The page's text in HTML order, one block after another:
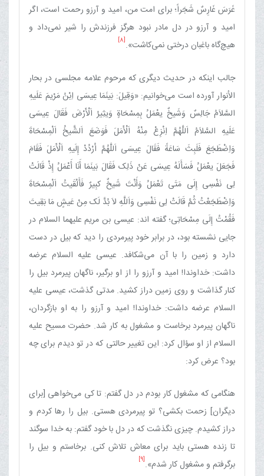
غَرَسَ غَارِسٌ شَجَراً؛ برای امت من، امید و آرزو رحمت است، اگر
امید و آرزو در دل مادر نبود هرگز فرزندش را شیر نمی‌داد و
هیچ‌گاه باغبان درختی نمی‌کاشت».[8]
جالب اینکه در حدیث دیگری که مرحوم علامه مجلسی در بحار
الأنوار آورده است می‌خوانیم: «وَقِیلَ: بَینَمَا عِیسَی اِبْنُ مَرْیمَ عَلَیهِ
السَّلاَمُ جَالِسٌ وَشَیخٌ یعْمَلُ بِمِسْحَاةٍ وَیثِیرُ اَلْأَرْضَ فَقَالَ عِیسَی
عَلَیهِ السَّلاَمُ اَللَّهُمَّ اِنْزِعْ مِنْهُ اَلْأَمَلَ فَوَضَعَ اَلشَّیخُ اَلْمِسْحَاةَ
وَاِضْطَجَعَ فَلَبِثَ سَاعَةً فَقَالَ عِیسَی اَللَّهُمَّ اُرْدُدْ إِلَیهِ اَلْأَمَلَ فَقَامَ
فَجَعَلَ یعْمَلُ فَسَأَلَهُ عِیسَی عَنْ ذَلِک فَقَالَ بَینَمَا أَنَا أَعْمَلُ إِذْ قَالَتْ
لِی نَفْسِی إِلَی مَتَی تَعْمَلُ وَأَنْتَ شَیخٌ کبِیرٌ فَأَلْقَیتُ اَلْمِسْحَاةَ
وَاِضْطَجَعْتُ ثُمَّ قَالَتْ لِی نَفْسِی وَاَللَّهِ لاَ بُدَّ لَک مِنْ عَیشٍ مَا بَقِیتَ
فَقُمْتُ إِلَی مِسْحَاتِی؛ گفته ‌اند: عیسی بن ‌مریم علیهما السلام در
جایی نشسته بود، در برابر خود پیرمردی را دید که بیل در دست
دارد و زمین را با آن می‌شکافد. عیسی علیه السلام عرضه
داشت: خداوندا! امید و آرزو را از او برگیر، ناگهان پیرمرد بیل را
کنار گذاشت و روی زمین دراز کشید. مدتی گذشت، عیسی علیه
السلام عرضه داشت: خداوندا! امید و آرزو را به او بازگردان،
ناگهان پیرمرد برخاست و مشغول به کار شد. حضرت مسیح علیه
السلام از او سؤال کرد: این تغییر حالتی که در تو دیدم برای چه
بود؟ عرض کرد:
هنگامی که مشغول کار بودم در دل گفتم: تا کی می‌خواهی [برای
دیگران] زحمت بکشی‌؟ تو پیرمردی هستی. بیل را رها کردم و
دراز کشیدم. چیزی نگذشت که در دل با خود گفتم: به خدا سوگند
تا زنده هستی باید برای معاش تلاش کنی. برخاستم و بیل را
برگرفتم و مشغول کار شدم».[9]